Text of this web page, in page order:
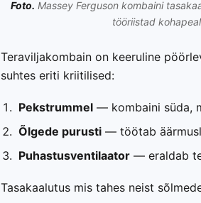
Foto. Massey Ferguson kombaini
tööriistad
Teraviljakombain on keeruline
suhtes eriti kriitilised:
Pekstrummel— kombaini süda,
Õlgede purusti— töötab
Puhastusventilaator— eraldab
Tasakaalutus mis tahes neist